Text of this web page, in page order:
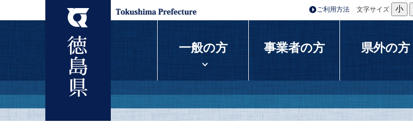
ご利用方法 文字サイズ 小
一般の方 事業者の方 県外の方